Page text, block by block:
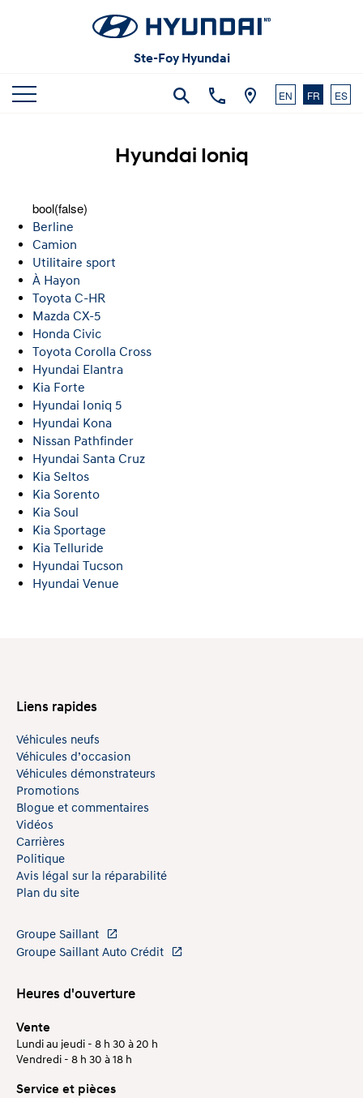
Ste-Foy Hyundai
EN FR ES
Hyundai Ioniq
bool(false)
Berline
Camion
Utilitaire sport
À Hayon
Toyota C-HR
Mazda CX-5
Honda Civic
Toyota Corolla Cross
Hyundai Elantra
Kia Forte
Hyundai Ioniq 5
Hyundai Kona
Nissan Pathfinder
Hyundai Santa Cruz
Kia Seltos
Kia Sorento
Kia Soul
Kia Sportage
Kia Telluride
Hyundai Tucson
Hyundai Venue
Liens rapides
Véhicules neufs
Véhicules d’occasion
Véhicules démonstrateurs
Promotions
Blogue et commentaires
Vidéos
Carrières
Politique
Avis légal sur la réparabilité
Plan du site
Groupe Saillant
Groupe Saillant Auto Crédit
Heures d'ouverture
Vente
Lundi au jeudi - 8 h 30 à 20 h
Vendredi - 8 h 30 à 18 h
Service et pièces